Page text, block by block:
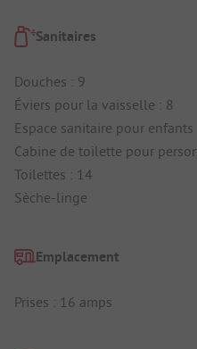
Sanitaires
Douches : 9
Éviers pour la vaisselle : 8
Espace sanitaire pour enfants
Cabine de toilette pour
Toilettes : 14
Sèche-linge
Emplacement
Prises : 16 amps